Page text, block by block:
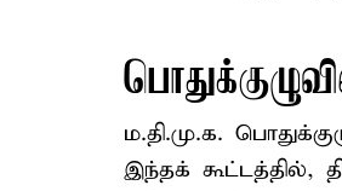
ம.தி.மு.க.
இந்தக் கூட்டத்தில்,